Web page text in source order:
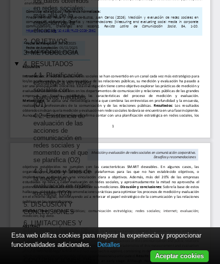
Esta web utiliza cookies para mejorar la experiencia y proporcionar
funcionalidades adicionales.
Detalles
Aceptar cookies